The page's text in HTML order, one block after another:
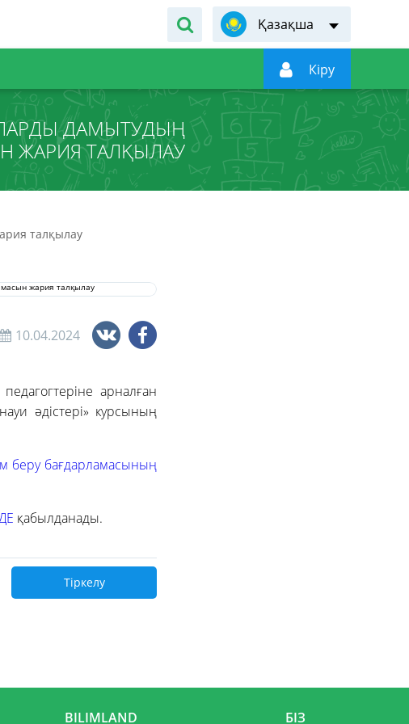
Қазақша
 Кiру
ДАМЫТУДЫҢ
ЖАРИЯ ТАЛҚЫЛАУ
талқылау
10.04.2024
арналған
әдістері» курсының
беру бағдарламасының
қабылданады.
Тіркелу
BILIMLAND БІЗ